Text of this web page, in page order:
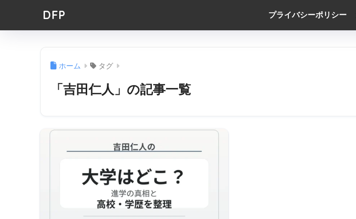
DFP プライバシーポリシー
ホーム タグ
「吉田仁人」の記事一覧